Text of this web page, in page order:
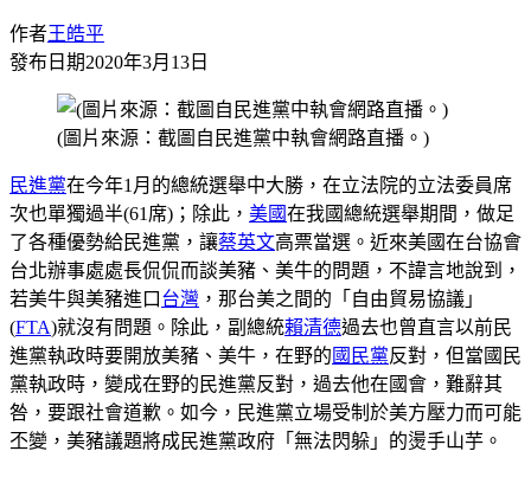
作者王皓平
發布日期2020年3月13日
(圖片來源：截圖自民進黨中執會網路直播。)
民進黨在今年1月的總統選舉中大勝，在立法院的立法委員席
次也單獨過半(61席)；除此， 美國在我國總統選舉期間，做足
了各種優勢給民進黨，讓蔡英文高票當選。近來美國在台協會
台北辦事處處長侃侃而談美豬、美牛的問題，不諱言地說到，
若美牛與美豬進口 台灣 ，那台美之間的「自由貿易協議」
(FTA)就沒有問題。除此，副總統賴清德過去也曾直言以前民
進黨執政時要開放美豬、美牛，在野的 國民黨反對，但當國民
黨執政時，變成在野的民進黨反對，過去他在國會，難辭其
咎，要跟社會道歉。如今，民進黨立場受制於美方壓力而可能
丕變，美豬議題將成民進黨政府「無法閃躲」的燙手山芋。